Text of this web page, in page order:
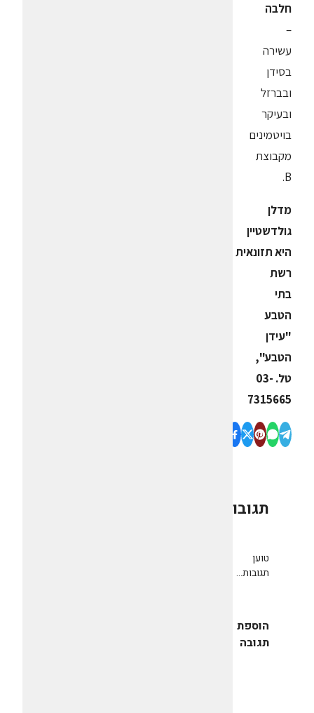
חלבה
–
עשירה
בסידן
ובברזל
ובעיקר
בויטמינים
מקבוצת
B.
מדלן
גולדשטיין
היא תזונאית
רשת
בתי
הטבע
"עידן
הטבע",
טל. 03-
7315665
תגובות
טוען
תגובות...
הוספת
תגובה